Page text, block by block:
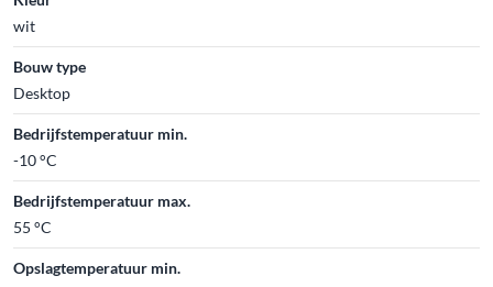
wit
Bouw type
Desktop
Bedrijfstemperatuur min.
-10 °C
Bedrijfstemperatuur max.
55 °C
Opslagtemperatuur min.